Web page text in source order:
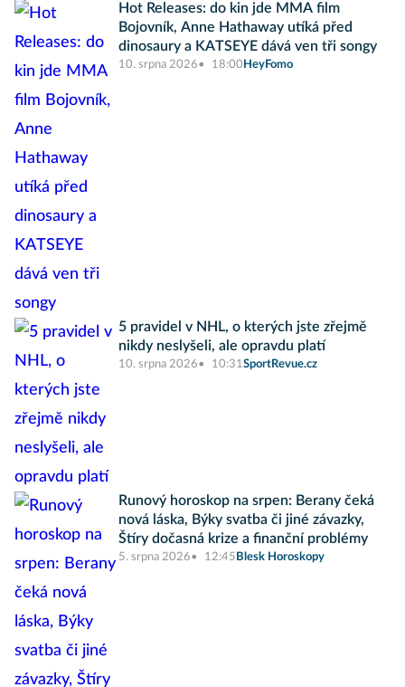
Hot Releases: do kin jde MMA film
Bojovník, Anne Hathaway utíká před
dinosaury a KATSEYE dává ven tři songy
10. srpna 2026 18:00 HeyFomo
5 pravidel v NHL, o kterých jste zřejmě
nikdy neslyšeli, ale opravdu platí
10. srpna 2026 10:31SportRevue.cz
Runový horoskop na srpen: Berany čeká
nová láska, Býky svatba či jiné závazky,
Štíry dočasná krize a finanční problémy
5. srpna 2026 12:45 Blesk Horoskopy